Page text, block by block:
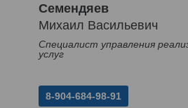
Семендяев
Михаил Васильевич
Специалист управления
услуг
8-904-684-98-91